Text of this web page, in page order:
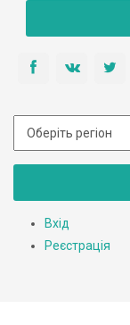
Вхід
Реєстрація